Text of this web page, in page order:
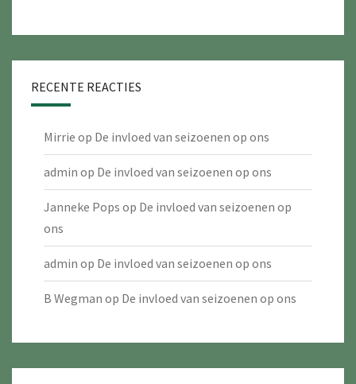
RECENTE REACTIES
Mirrie op De invloed van seizoenen op ons
admin op De invloed van seizoenen op ons
Janneke Pops op De invloed van seizoenen op
ons
admin op De invloed van seizoenen op ons
B Wegman op De invloed van seizoenen op ons